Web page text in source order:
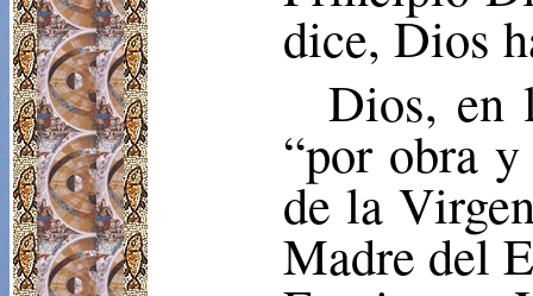
dice, Dios
Dios, en
“por obra
de la
Madre del